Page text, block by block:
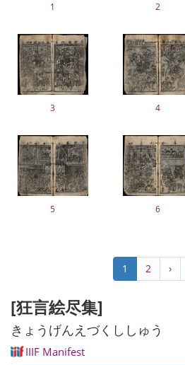
1 2
3 4
5 6
送
り
カ
レ
ペ
ー
1 Page
2
次
ペ
›
[狂言絵尽集]
きょうげんえづくししゅう
IIIF Manifest